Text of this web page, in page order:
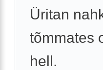
Üritan
tõmmates
hell.